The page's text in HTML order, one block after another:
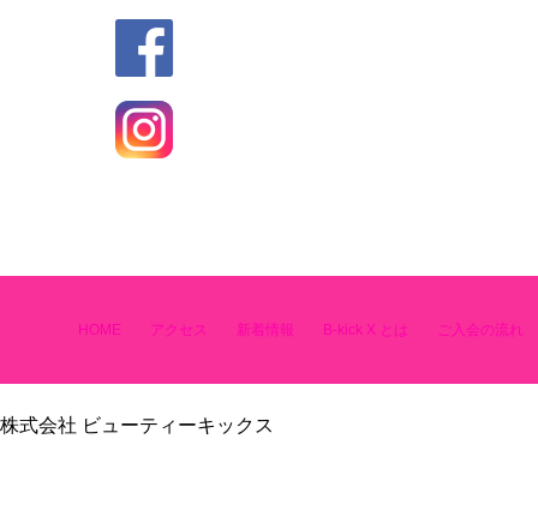
HOME アクセス 新着情報 B-kick X とは ご入会の流れ
株式会社 ビューティーキックス